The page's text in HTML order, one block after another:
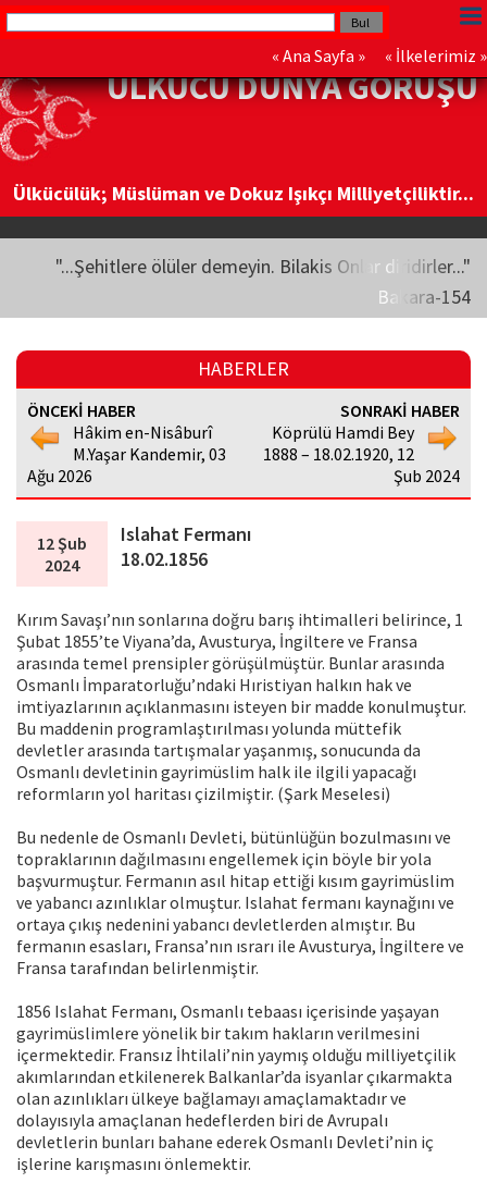
« Ana Sayfa » « İlkelerimiz »
ÜLKÜCÜ DÜNYA GÖRÜŞÜ
Ülkücülük; Müslüman ve Dokuz Işıkçı Milliyetçiliktir...
"...Şehitlere ölüler demeyin. Bilakis Onlar diridirler..."
Bakara-154
HABERLER
ÖNCEKİ HABER
Hâkim en-Nisâburî
M.Yaşar Kandemir, 03
Ağu 2026
SONRAKİ HABER
Köprülü Hamdi Bey
1888 – 18.02.1920, 12
Şub 2024
12 Şub
2024
Islahat Fermanı
18.02.1856
Kırım Savaşı’nın sonlarına doğru barış ihtimalleri belirince, 1
Şubat 1855’te Viyana’da, Avusturya, İngiltere ve Fransa
arasında temel prensipler görüşülmüştür. Bunlar arasında
Osmanlı İmparatorluğu’ndaki Hıristiyan halkın hak ve
imtiyazlarının açıklanmasını isteyen bir madde konulmuştur.
Bu maddenin programlaştırılması yolunda müttefik
devletler arasında tartışmalar yaşanmış, sonucunda da
Osmanlı devletinin gayrimüslim halk ile ilgili yapacağı
reformların yol haritası çizilmiştir. (Şark Meselesi)
Bu nedenle de Osmanlı Devleti, bütünlüğün bozulmasını ve
topraklarının dağılmasını engellemek için böyle bir yola
başvurmuştur. Fermanın asıl hitap ettiği kısım gayrimüslim
ve yabancı azınlıklar olmuştur. Islahat fermanı kaynağını ve
ortaya çıkış nedenini yabancı devletlerden almıştır. Bu
fermanın esasları, Fransa’nın ısrarı ile Avusturya, İngiltere ve
Fransa tarafından belirlenmiştir.
1856 Islahat Fermanı, Osmanlı tebaası içerisinde yaşayan
gayrimüslimlere yönelik bir takım hakların verilmesini
içermektedir. Fransız İhtilali’nin yaymış olduğu milliyetçilik
akımlarından etkilenerek Balkanlar’da isyanlar çıkarmakta
olan azınlıkları ülkeye bağlamayı amaçlamaktadır ve
dolayısıyla amaçlanan hedeflerden biri de Avrupalı
devletlerin bunları bahane ederek Osmanlı Devleti’nin iç
işlerine karışmasını önlemektir.